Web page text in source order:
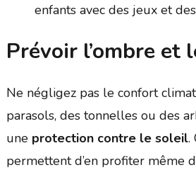
enfants avec des jeux et
Prévoir l’ombre et
Ne négligez pas le confort
parasols, des tonnelles ou des
une protection contre le soleil.
permettent d’en profiter même